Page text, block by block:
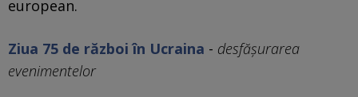
european.
Ziua 75 de război în Ucraina - desfăşurarea
evenimentelor